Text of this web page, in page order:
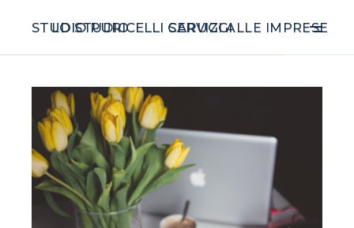
STUDIO PURICELLI CARUGGI
LO STUDIO SERVIZI ALLE IMPRESE